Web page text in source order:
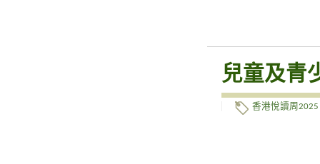
兒童及青
香港悅讀周2025